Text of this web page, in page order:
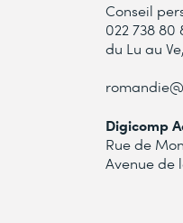
Conseil
022 738 80
du Lu au
Digicomp
Rue de
Avenue de